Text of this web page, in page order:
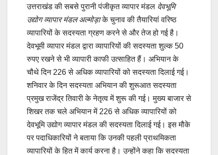
उत्तराखंड की सबसे पुरानी पंजीकृत व्यापार मंडल देवभूमि
उद्योग व्यापार मंडल अल्मोड़ाके चुनाव की तैयारियां वरिष्ठ
व्यापारियों के सदस्यता ग्रहण करने से और तेज हो गई है।
देवभूमी व्यापार मंडल द्वारा व्यापारियों की सदस्यता शुल्क 50
रुपए रखने से भी व्यापारी काफी उत्साहित हैं। अभियान के
चौथे दिन 226 से अधिक व्यापारियों को सदस्यता दिलाई गई।
शनिवार के दिन सदस्यता अभियान की शुरूआत सदस्यता
प्रमुख राजेंद्र तिवारी के नेतृत्व में शुरू की गई। मुख्य बाजार से
शिखर तक चले अभियान में 226 से अधिक व्यापारियों को
देवभूमि उद्योग व्यापार मंडल की सदस्यता दिलाई गई। इस मौके
पर पदाधिकारियों ने बताया कि उनकी पहली प्राथमिकता
व्यापारियों के हित में कार्य करना है। उन्होंने कहा कि सदस्यता